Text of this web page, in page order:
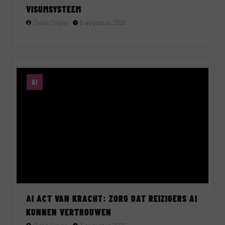
VISUMSYSTEEM
Dylan Cinjee 5 augustus 2026
AI
AI ACT VAN KRACHT: ZORG DAT REIZIGERS AI
KUNNEN VERTROUWEN